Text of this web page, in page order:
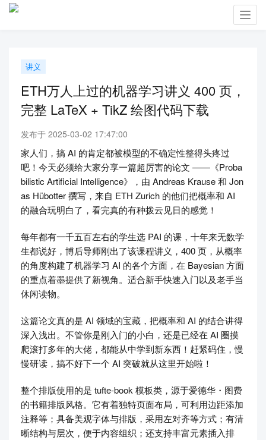
讲义
ETH万人上过的机器学习讲义 400 页，
完整 LaTeX + TikZ 绘图代码下载
发布于 2025-03-02 17:47:00
家人们，搞 AI 的肯定都被模型的不确定性整得头疼过
吧！今天必须给大家分享一篇超厉害的论文 ——《Proba
bilistic Artificial Intelligence》，由 Andreas Krause 和 Jon
as Hübotter 撰写，来自 ETH Zurich 的他们把概率和 AI
的融合玩明白了，看完真的有种拨云见日的感觉！
每年都有一千五百左右的学生选 PAI 的课，十年来无数学
生都说好，博后导师刚出了该课程讲义，400 页，从概率
的角度构建了机器学习 AI 的各个方面，在 Bayesian 方面
的重点着墨提供了新视角。适合新手快速入门以及老手当
休闲读物。
这篇论文真的是 AI 领域的宝藏，把概率和 AI 的结合讲得
深入浅出。不管你是刚入门的小白，还是已经在 AI 圈摸
爬滚打多年的大佬，都能从中学到新东西！赶紧码住，慢
慢研读，搞不好下一个 AI 突破就从这里开始啦！
整个排版使用的是 tufte-book 模板类，源于爱德华・图费
的书籍排版风格。它有着独特页面布局，可利用边距添加
注释等；具备美观字体与排版，采用左对齐等方式；有清
晰结构与层次，便于内容组织；还支持丰富元素插入排